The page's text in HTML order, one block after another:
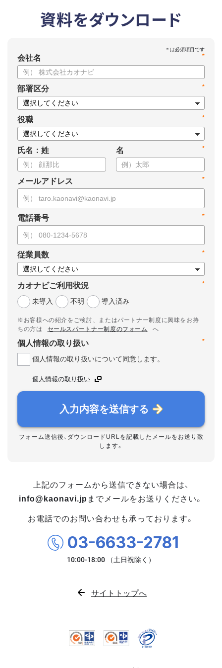
資料をダウンロード
*
会社名
*
部署区分
*
役職
氏名：姓 *
名
*
メールアドレス
*
電話番号
*
従業員数
*
カオナビご利用状況
未導入
不明 導入済み
※お客様への紹介をご検討、またはパートナー制度に興味をお持
ちの方は
セールスパートナー制度のフォーム
へ
*
個人情報の取り扱い
個人情報の取り扱いについて同意します。
個人情報の取り扱い
入力内容を送信する
フォーム送信後、ダウンロードURLを記載したメールをお送り致
します。
上記のフォームから送信できない場合は、
info@kaonavi.jp までメールをお送りください。
お電話でのお問い合わせも承っております。
03-6633-2781
サイトトップへ